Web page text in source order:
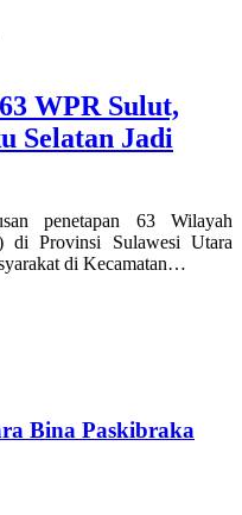
WPR Sulut,
Selatan Jadi
penetapan 63 Wilayah
di Provinsi Sulawesi Utara
di Kecamatan…
Bina Paskibraka